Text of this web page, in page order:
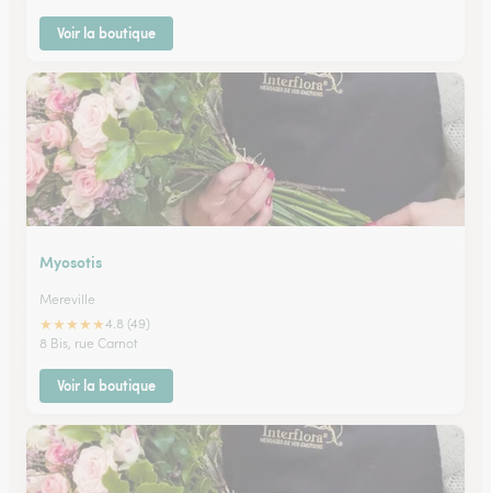
Voir la boutique
Myosotis
Mereville
★★★★★4.8 (49)
8 Bis, rue Carnot
Voir la boutique